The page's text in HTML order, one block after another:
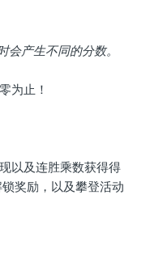
产生不同的分数。
为止！
以及连胜乘数获得得
奖励，以及攀登活动